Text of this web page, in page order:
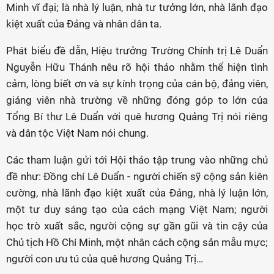
Minh vĩ đại; là nhà lý luận, nhà tư tưởng lớn, nhà lãnh đạo
kiệt xuất của Đảng và nhân dân ta.
Phát biểu đề dẫn, Hiệu trưởng Trường Chính trị Lê Duẩn
Nguyễn Hữu Thánh nêu rõ hội thảo nhằm thể hiện tình
cảm, lòng biết ơn và sự kính trọng của cán bộ, đảng viên,
giảng viên nhà trường về những đóng góp to lớn của
Tổng Bí thư Lê Duẩn với quê hương Quảng Trị nói riêng
và dân tộc Việt Nam nói chung.
Các tham luận gửi tới Hội thảo tập trung vào những chủ
đề như: Đồng chí Lê Duẩn - người chiến sỹ cộng sản kiên
cường, nhà lãnh đạo kiệt xuất của Đảng, nhà lý luận lớn,
một tư duy sáng tạo của cách mạng Việt Nam; người
học trò xuất sắc, người cộng sự gần gũi và tin cậy của
Chủ tịch Hồ Chí Minh, một nhân cách cộng sản mẫu mực;
người con ưu tú của quê hương Quảng Trị…